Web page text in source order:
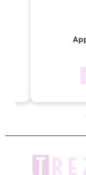
Appliqué
AJOUTER